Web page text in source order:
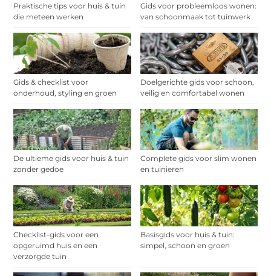
Praktische tips voor huis & tuin
die meteen werken
Gids voor probleemloos wonen:
van schoonmaak tot tuinwerk
Gids & checklist voor
onderhoud, styling en groen
Doelgerichte gids voor schoon,
veilig en comfortabel wonen
De ultieme gids voor huis & tuin
zonder gedoe
Complete gids voor slim wonen
en tuinieren
Checklist-gids voor een
opgeruimd huis en een
verzorgde tuin
Basisgids voor huis & tuin:
simpel, schoon en groen